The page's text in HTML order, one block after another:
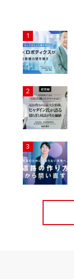
1
2
3